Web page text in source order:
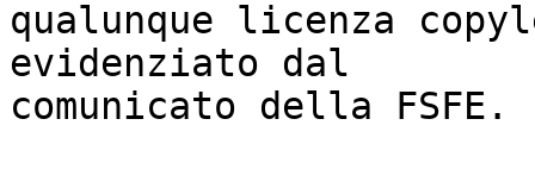
qualunque licenza
evidenziato dal
comunicato della FSFE.